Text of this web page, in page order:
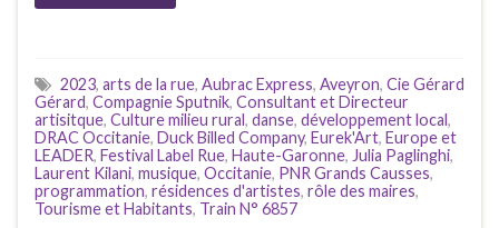
2023, arts de la rue, Aubrac Express, Aveyron, Cie Gérard
Gérard, Compagnie Sputnik, Consultant et Directeur
artisitque, Culture milieu rural, danse, développement local,
DRAC Occitanie, Duck Billed Company, Eurek'Art, Europe et
LEADER, Festival Label Rue, Haute-Garonne, Julia Paglinghi,
Laurent Kilani, musique, Occitanie, PNR Grands Causses,
programmation, résidences d'artistes, rôle des maires,
Tourisme et Habitants, Train N° 6857